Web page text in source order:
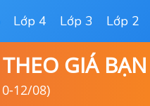
Lớp 4 Lớp 3 Lớp 2
GIÁ BẠN
12/08)